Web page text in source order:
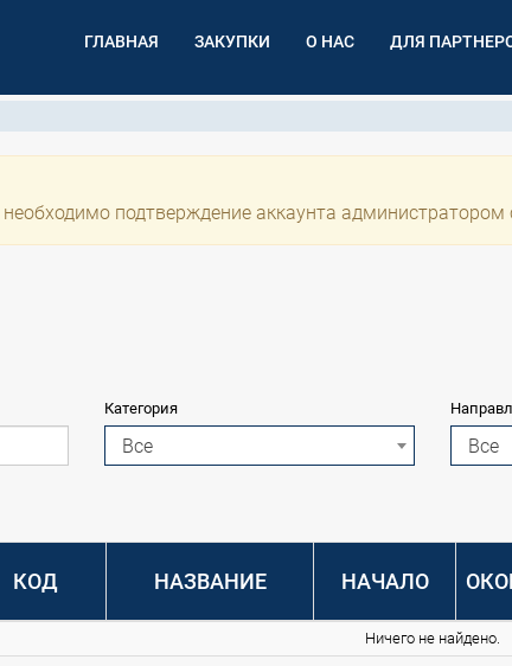
ГЛАВНАЯ ЗАКУПКИ О НАС ДЛЯ
подтверждение аккаунта администратором
Категория
Все Все
КОД НАЗВАНИЕ НАЧАЛО
Ничего не найдено.